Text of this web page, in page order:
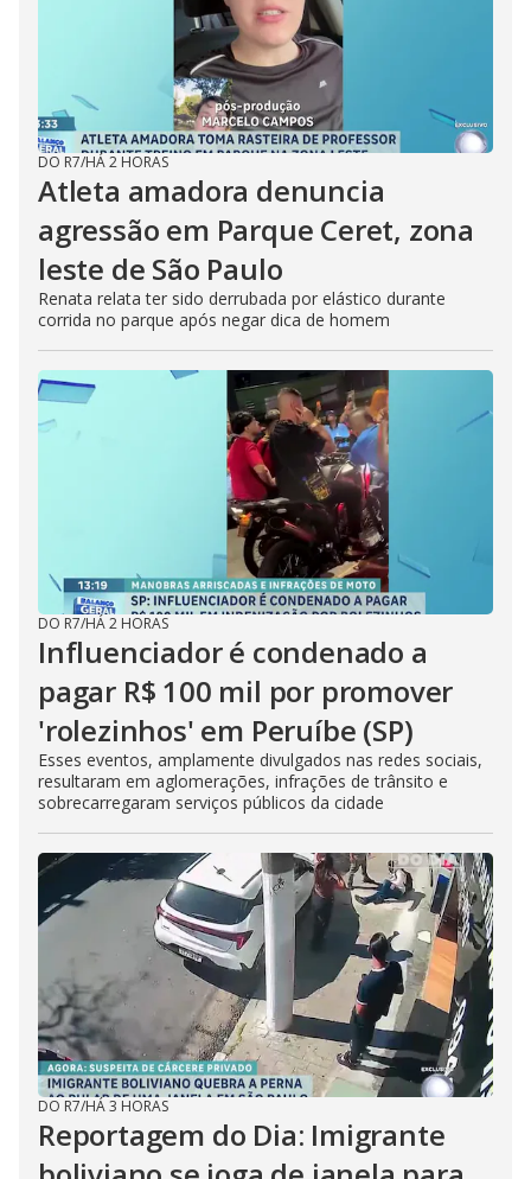
DO R7/HÁ 2 HORAS
Atleta amadora denuncia
agressão em Parque Ceret, zona
leste de São Paulo
Renata relata ter sido derrubada por elástico durante
corrida no parque após negar dica de homem
DO R7/HÁ 2 HORAS
Influenciador é condenado a
pagar R$ 100 mil por promover
'rolezinhos' em Peruíbe (SP)
Esses eventos, amplamente divulgados nas redes sociais,
resultaram em aglomerações, infrações de trânsito e
sobrecarregaram serviços públicos da cidade
DO R7/HÁ 3 HORAS
Reportagem do Dia: Imigrante